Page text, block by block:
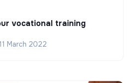
vocational training
11 March 2022